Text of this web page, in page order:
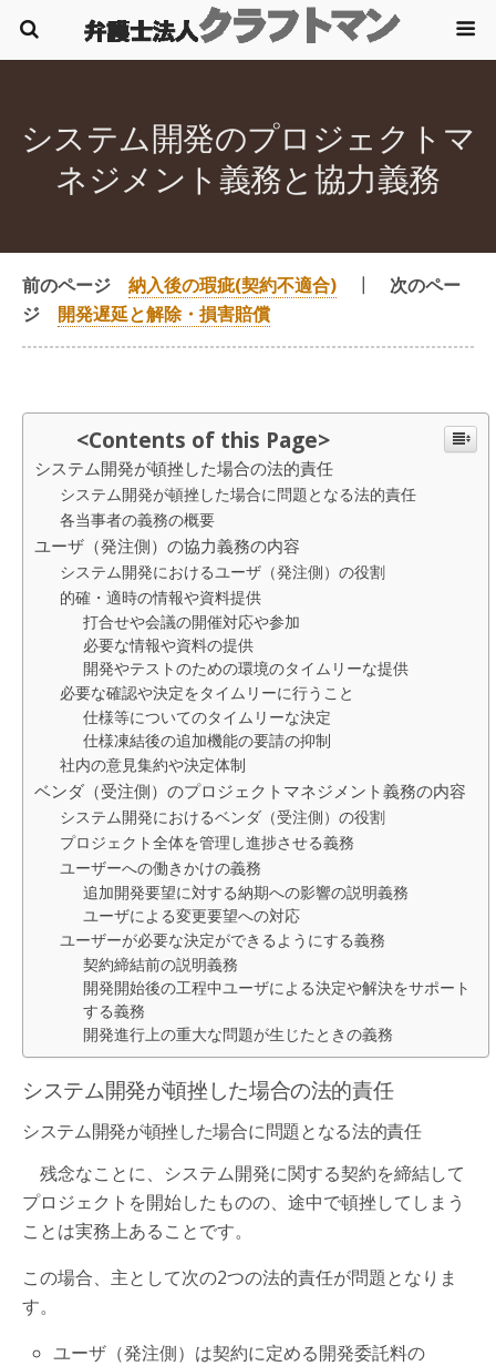
システム開発のプロジェクトマ
ネジメント義務と協力義務
前のページ 納入後の瑕疵(契約不適合) ┃ 次のペー
ジ 開発遅延と解除・損害賠償
<Contents of this Page>
システム開発が頓挫した場合の法的責任
システム開発が頓挫した場合に問題となる法的責任
各当事者の義務の概要
ユーザ（発注側）の協力義務の内容
システム開発におけるユーザ（発注側）の役割
的確・適時の情報や資料提供
打合せや会議の開催対応や参加
必要な情報や資料の提供
開発やテストのための環境のタイムリーな提供
必要な確認や決定をタイムリーに行うこと
仕様等についてのタイムリーな決定
仕様凍結後の追加機能の要請の抑制
社内の意見集約や決定体制
ベンダ（受注側）のプロジェクトマネジメント義務の内容
システム開発におけるベンダ（受注側）の役割
プロジェクト全体を管理し進捗させる義務
ユーザーへの働きかけの義務
追加開発要望に対する納期への影響の説明義務
ユーザによる変更要望への対応
ユーザーが必要な決定ができるようにする義務
契約締結前の説明義務
開発開始後の工程中ユーザによる決定や解決をサポート
する義務
開発進行上の重大な問題が生じたときの義務
システム開発が頓挫した場合の法的責任
システム開発が頓挫した場合に問題となる法的責任
残念なことに、システム開発に関する契約を締結して
プロジェクトを開始したものの、途中で頓挫してしまう
ことは実務上あることです。
この場合、主として次の2つの法的責任が問題となりま
す。
ユーザ（発注側）は契約に定める開発委託料の